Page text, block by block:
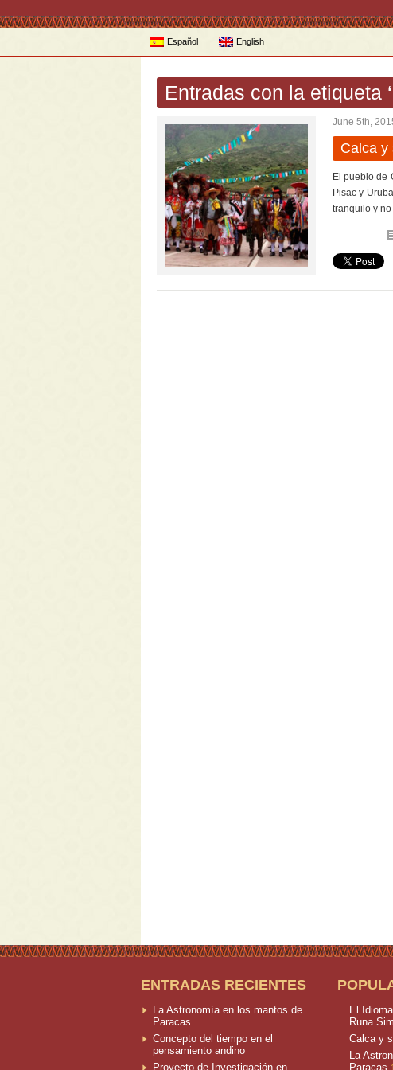
Español English
Entradas con la etiqueta
June 5th,
Calca y
El pueblo de
Pisac y
tranquilo y no
ENTRADAS RECIENTES
La Astronomía en los mantos de
Paracas
Concepto del tiempo en el
pensamiento andino
Proyecto de Investigación en
El
Runa
Calca y
La
Paracas